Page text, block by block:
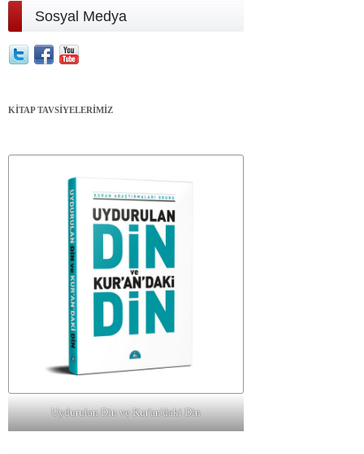
Sosyal Medya
KİTAP TAVSİYELERİMİZ
Uydurulan Din ve Kur'an'daki Din